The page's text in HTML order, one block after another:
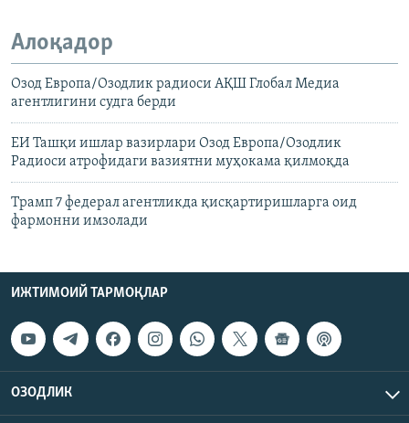
Алоқадор
Озод Европа/Озодлик радиоси AҚШ Глобал Медиа
агентлигини судга берди
ЕИ Ташқи ишлар вазирлари Озод Европа/Озодлик
Радиоси атрофидаги вазиятни муҳокама қилмоқда
Трамп 7 федерал агентликда қисқартиришларга оид
фармонни имзолади
ИЖТИМОИЙ ТАРМОҚЛАР
ОЗОДЛИК